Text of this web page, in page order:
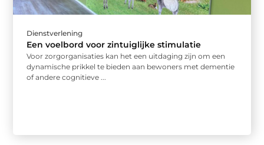
Dienstverlening
Een voelbord voor zintuiglijke stimulatie
Voor zorgorganisaties kan het een uitdaging zijn om een
dynamische prikkel te bieden aan bewoners met dementie
of andere cognitieve ...